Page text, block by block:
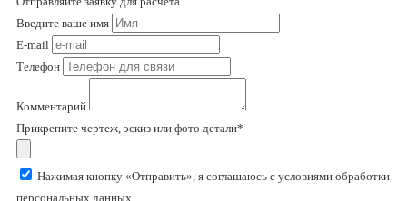
Введите ваше имя
E-mail
Телефон
Комментарий
Прикрепите чертеж, эскиз или фото детали*
Нажимая кнопку «Отправить», я соглашаюсь с условиями обработки
персональных данных.